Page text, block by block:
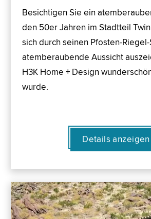
Besichtigen Sie ein
den 50er Jahren im Stadtteil
sich durch seinen Pfosten-
atemberaubende Aussicht
H3K Home + Design
wurde.
Details anzeigen